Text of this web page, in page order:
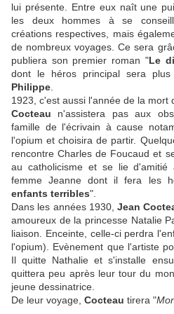
lui présente. Entre eux naît une
les deux hommes à se
créations respectives, mais
de nombreux voyages. Ce sera
publiera son premier roman "Le
dont le héros principal sera
Philippe
1923, c'est aussi l'année de la mort
Cocteau n'assistera pas aux
famille de l'écrivain à cause
l'opium et choisira de partir.
rencontre Charles de Foucaud et
au catholicisme et se lie d'amitié
femme Jeanne dont il fera les
enfants terribles".
Dans les années 1930, Jean
amoureux de la princesse Natalie
liaison. Enceinte, celle-ci perdra
l'opium). Evènement que l'artiste
Il quitte Nathalie et s'installe
quittera peu après leur tour du
jeune dessinatrice.
De leur voyage, Cocteau tirera "